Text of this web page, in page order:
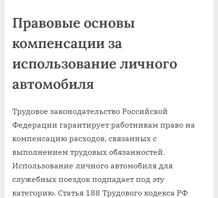
Правовые основы
компенсации за
использование личного
автомобиля
Трудовое законодательство Российской
Федерации гарантирует работникам право на
компенсацию расходов, связанных с
выполнением трудовых обязанностей.
Использование личного автомобиля для
служебных поездок подпадает под эту
категорию. Статья 188 Трудового кодекса РФ